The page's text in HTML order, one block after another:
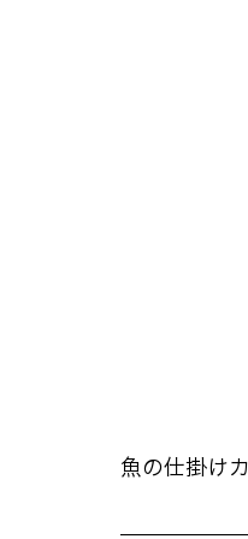
魚の仕掛け